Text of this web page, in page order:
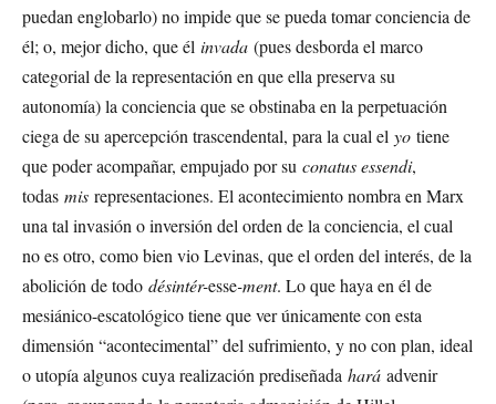
puedan englobarlo) no impide que se pueda tomar conciencia de
él; o, mejor dicho, que él invada (pues desborda el marco
categorial de la representación en que ella preserva su
autonomía) la conciencia que se obstinaba en la perpetuación
ciega de su apercepción trascendental, para la cual el yo tiene
que poder acompañar, empujado por su conatus essendi,
todas mis representaciones. El acontecimiento nombra en Marx
una tal invasión o inversión del orden de la conciencia, el cual
no es otro, como bien vio Levinas, que el orden del interés, de la
abolición de todo désintér-esse-ment. Lo que haya en él de
mesiánico-escatológico tiene que ver únicamente con esta
dimensión “acontecimental” del sufrimiento, y no con plan, ideal
o utopía algunos cuya realización prediseñada hará advenir